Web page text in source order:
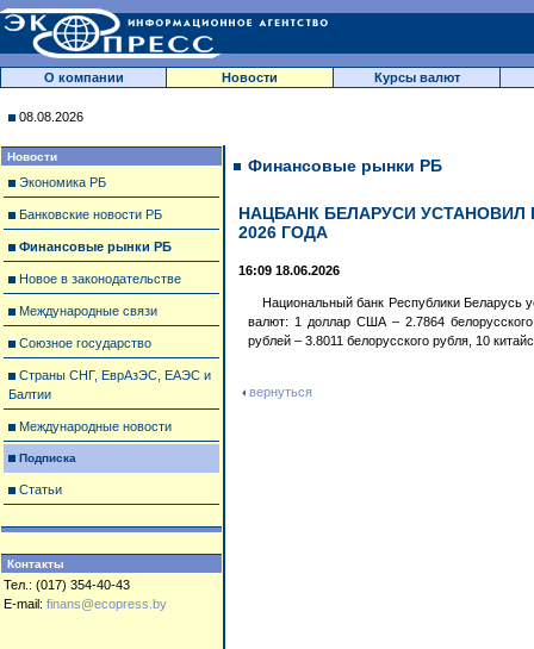
О компании Новости Курсы валют
08.08.2026
Новости
Экономика РБ
Банковские новости РБ
Финансовые рынки РБ
Новое в законодательстве
Международные связи
Союзное государство
Страны СНГ, ЕврАзЭС, ЕАЭС и
Балтии
Международные новости
Подписка
Статьи
Контакты
Тел.: (017) 354-40-43
E-mail: finans@ecopress.by
Финансовые рынки РБ
НАЦБАНК БЕЛАРУСИ
2026 ГОДА
16:09 18.06.2026
Национальный банк Республики Беларусь
валют: 1 доллар США – 2.7864
рублей – 3.8011 белорусского рубля, 10
вернуться